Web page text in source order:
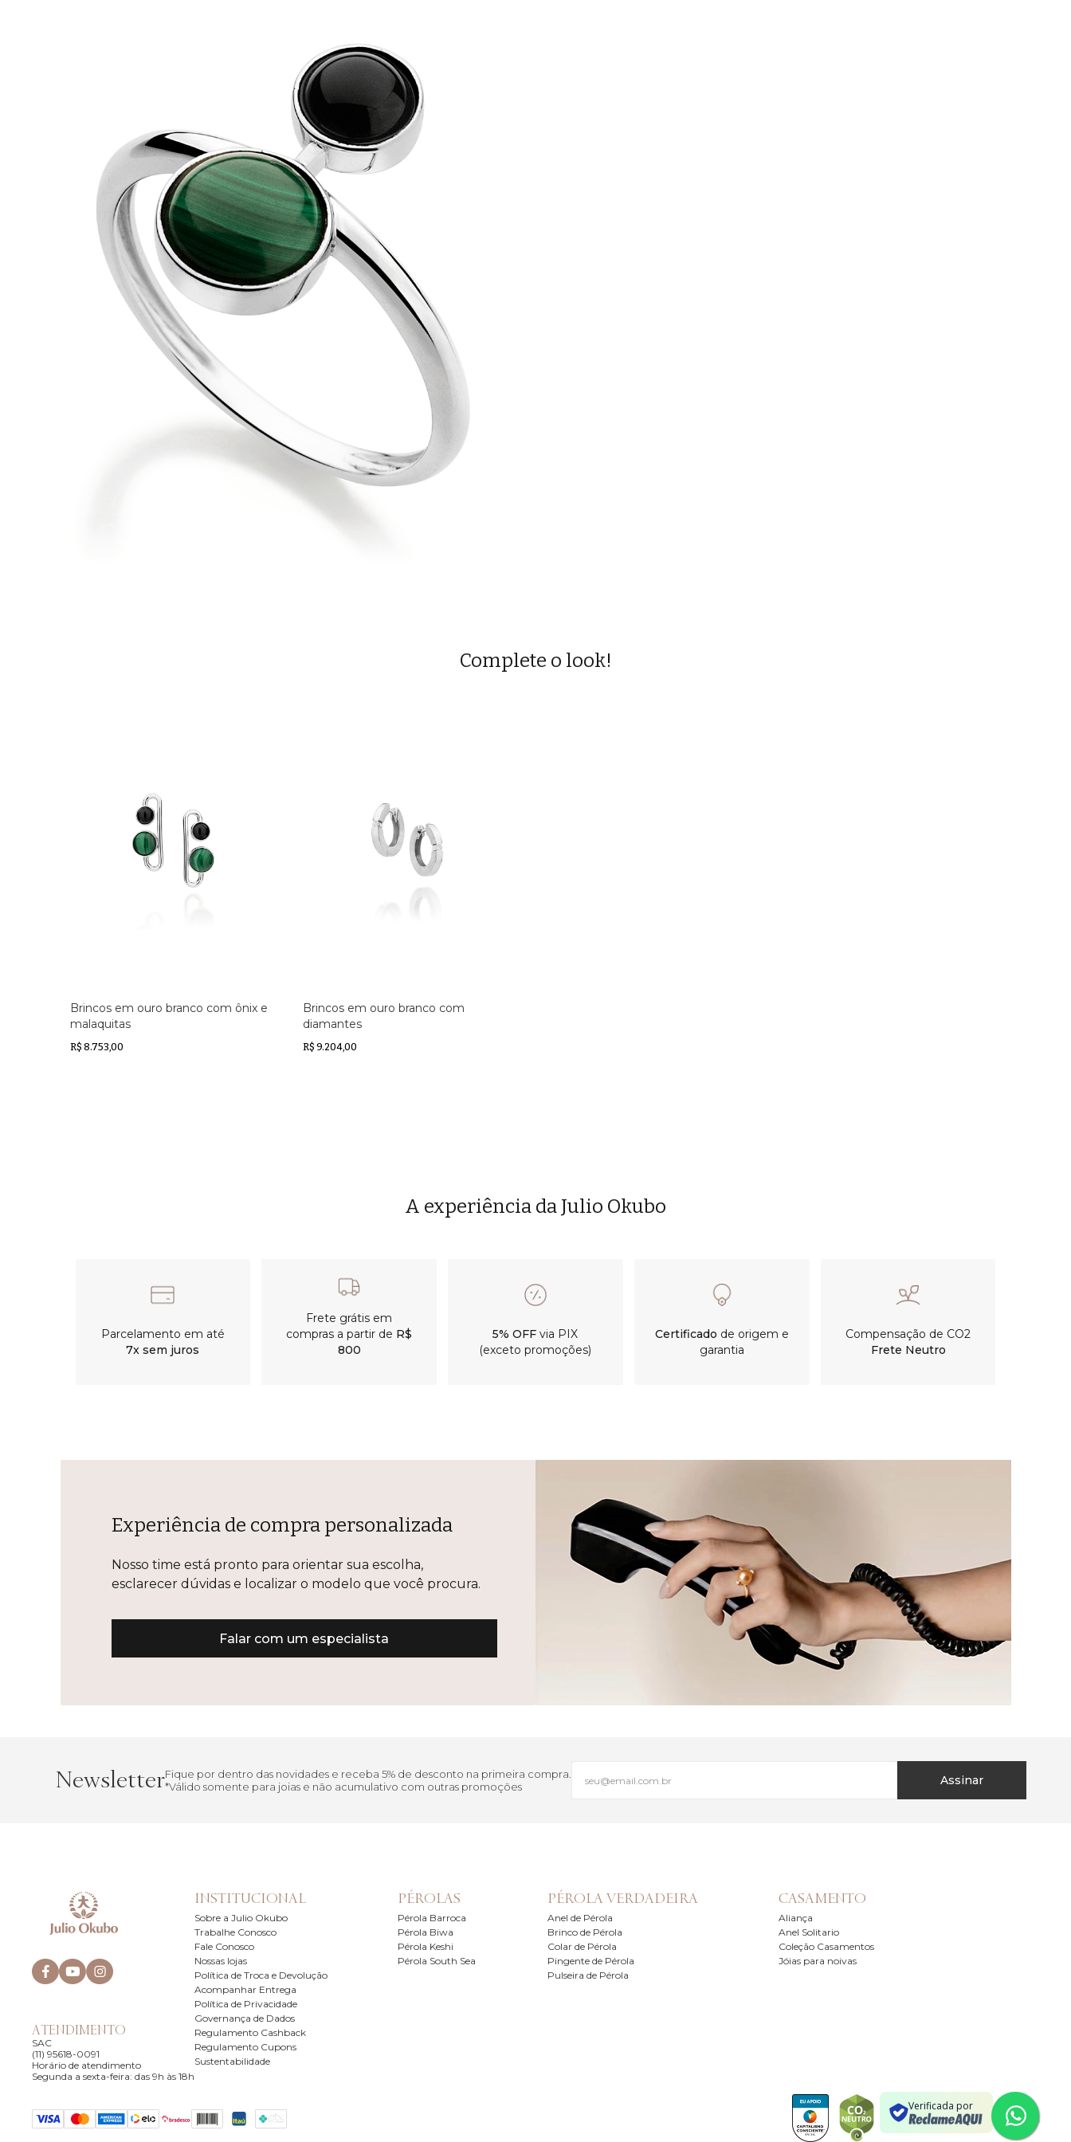
Complete o look!
Brincos em ouro branco com ônix e
malaquitas
R$ 8.753,00
Brincos em ouro branco com
diamantes
R$ 9.204,00
A experiência da Julio Okubo
Parcelamento em até
7x sem juros
Frete grátis em
compras a partir de R$
800
5% OFF via PIX
(exceto promoções)
Certificado de origem e
garantia
Compensação de CO2
Frete Neutro
Experiência de compra personalizada
Nosso time está pronto para orientar sua escolha,
esclarecer dúvidas e localizar o modelo que você procura.
Falar com um especialista
NewsletterFique por dentro das novidades e receba 5% de desconto na primeira compra.
*Válido somente para joias e não acumulativo com outras promoções
Assinar
ATENDIMENTO
SAC
(11) 95618-0091
Horário de atendimento
Segunda a sexta-feira: das 9h às 18h
INSTITUCIONAL
Sobre a Julio Okubo
Trabalhe Conosco
Fale Conosco
Nossas lojas
Política de Troca e Devolução
Acompanhar Entrega
Política de Privacidade
Governança de Dados
Regulamento Cashback
Regulamento Cupons
Sustentabilidade
PÉROLAS
Pérola Barroca
Pérola Biwa
Pérola Keshi
Pérola South Sea
PÉROLA VERDADEIRA
Anel de Pérola
Brinco de Pérola
Colar de Pérola
Pingente de Pérola
Pulseira de Pérola
CASAMENTO
Aliança
Anel Solitario
Coleção Casamentos
Jóias para noivas
Verificada por